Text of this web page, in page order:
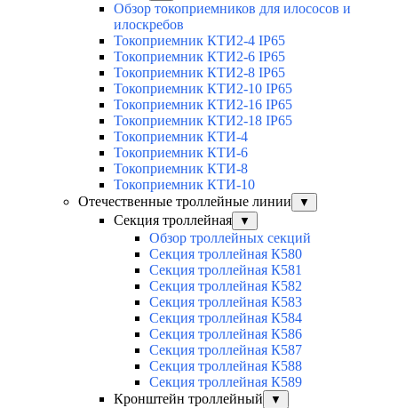
Обзор токоприемников для илососов и
илоскребов
Токоприемник КТИ2-4 IP65
Токоприемник КТИ2-6 IP65
Токоприемник КТИ2-8 IP65
Токоприемник КТИ2-10 IP65
Токоприемник КТИ2-16 IP65
Токоприемник КТИ2-18 IP65
Токоприемник КТИ-4
Токоприемник КТИ-6
Токоприемник КТИ-8
Токоприемник КТИ-10
Отечественные троллейные линии
▼
Секция троллейная ▼
Обзор троллейных секций
Секция троллейная К580
Секция троллейная К581
Секция троллейная К582
Секция троллейная К583
Секция троллейная К584
Секция троллейная К586
Секция троллейная К587
Секция троллейная К588
Секция троллейная К589
Кронштейн троллейный
▼